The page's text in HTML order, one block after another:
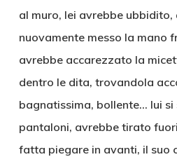
al muro, lei avrebbe ubbidito,
nuovamente messo la mano
avrebbe accarezzato la
dentro le dita, trovandola
bagnatissima, bollente… lui
pantaloni, avrebbe tirato
fatta piegare in avanti, il suo